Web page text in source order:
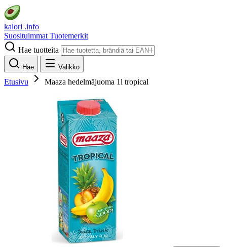
kalori .info
Suosituimmat Tuotemerkit
Hae tuotteita
Hae Valikko
Etusivu Maaza hedelmäjuoma 1l tropical